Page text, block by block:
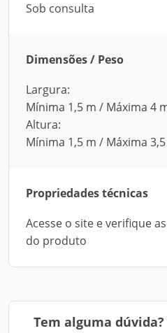
Sob consulta
Dimensões / Peso
Largura:
Mínima 1,5 m / Máxima 4
Altura:
Mínima 1,5 m / Máxima
Propriedades técnicas
Acesse o site e verifique
do produto
Tem alguma